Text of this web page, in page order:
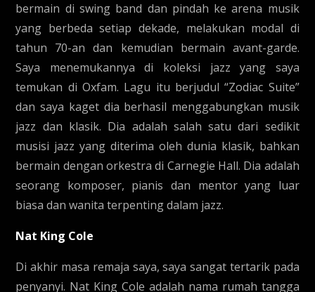
bermain di swing band dan pindah ke arena musik
yang berbeda setiap dekade, melakukan modal di
tahun 70-an dan kemudian bermain avant-garde.
Saya menemukannya di koleksi jazz yang saya
temukan di Oxfam. Lagu itu berjudul “Zodiac Suite”
dan saya kaget dia berhasil menggabungkan musik
jazz dan klasik. Dia adalah salah satu dari sedikit
musisi jazz yang diterima oleh dunia klasik, bahkan
bermain dengan orkestra di Carnegie Hall. Dia adalah
seorang komposer, pianis dan mentor yang luar
biasa dan wanita terpenting dalam jazz.
Nat King Cole
Di akhir masa remaja saya, saya sangat tertarik pada
penyanyi. Nat King Cole adalah nama rumah tangga